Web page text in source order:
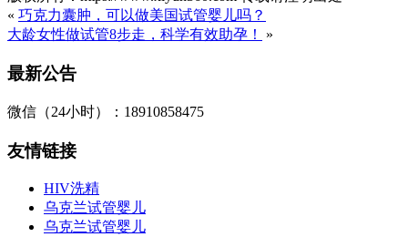
« 巧克力囊肿，可以做美国试管婴儿吗？
大龄女性做试管8步走，科学有效助孕！
»
最新公告
微信（24小时）：18910858475
友情链接
HIV洗精
乌克兰试管婴儿
乌克兰试管婴儿